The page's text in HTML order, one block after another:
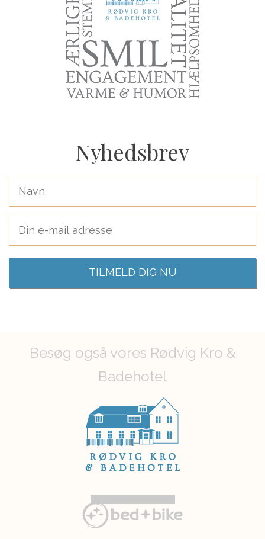
Nyhedsbrev
Besøg også vores Rødvig Kro &
Badehotel